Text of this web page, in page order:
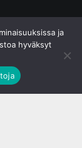
ja
hyväksyt